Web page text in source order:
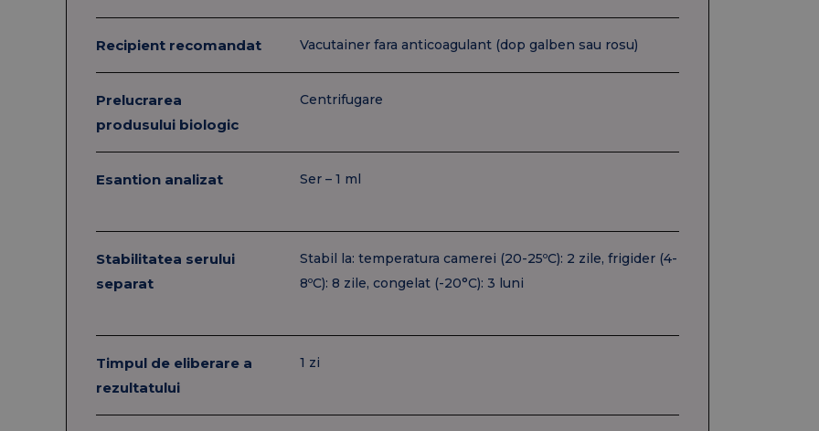
Recipient recomandat Vacutainer fara anticoagulant (dop galben sau rosu)
Prelucrarea
produsului biologic
Centrifugare
Esantion analizat Ser – 1 ml
Stabilitatea serului
separat
Stabil la: temperatura camerei (20-25ºC): 2 zile, frigider (4-
8ºC): 8 zile, congelat (-20°C): 3 luni
Timpul de eliberare a
rezultatului
1 zi